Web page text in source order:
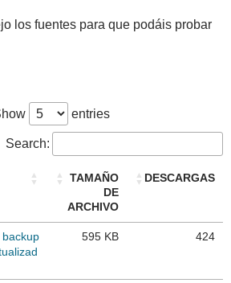
los fuentes para que podáis probar
entries
Search:
TAMAÑO
DE
ARCHIVO
DESCARGAS
backup
595 KB 424